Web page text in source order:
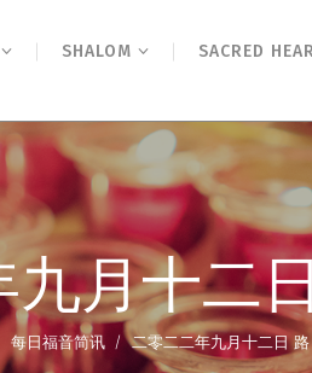
SHALOM SACRED
月十二
每日福音简讯 /二零二二年九月十二日 路